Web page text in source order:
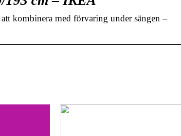
kombinera med förvaring under sängen –